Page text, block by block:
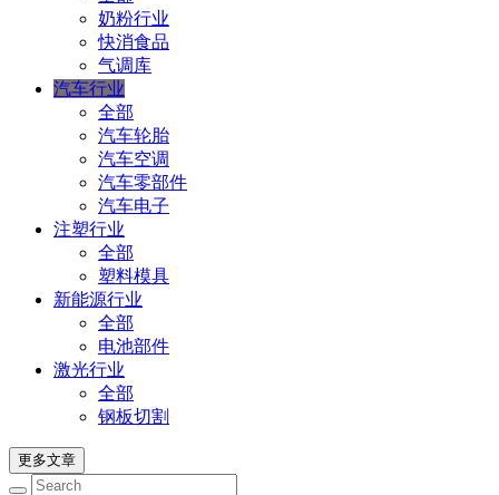
奶粉行业
快消食品
气调库
汽车行业
全部
汽车轮胎
汽车空调
汽车零部件
汽车电子
注塑行业
全部
塑料模具
新能源行业
全部
电池部件
激光行业
全部
钢板切割
更多文章